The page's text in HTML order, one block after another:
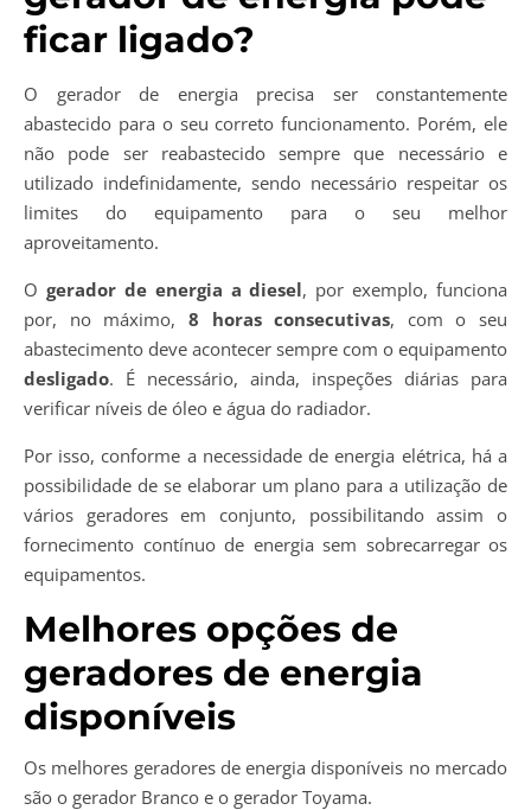
ficar ligado?
O gerador de energia precisa ser constantemente
abastecido para o seu correto funcionamento. Porém, ele
não pode ser reabastecido sempre que necessário e
utilizado indefinidamente, sendo necessário respeitar os
limites do equipamento para o seu melhor
aproveitamento.
O gerador de energia a diesel, por exemplo, funciona
por, no máximo, 8 horas consecutivas, com o seu
abastecimento deve acontecer sempre com o equipamento
desligado. É necessário, ainda, inspeções diárias para
verificar níveis de óleo e água do radiador.
Por isso, conforme a necessidade de energia elétrica, há a
possibilidade de se elaborar um plano para a utilização de
vários geradores em conjunto, possibilitando assim o
fornecimento contínuo de energia sem sobrecarregar os
equipamentos.
Melhores opções de
geradores de energia
disponíveis
Os melhores geradores de energia disponíveis no mercado
são o gerador Branco e o gerador Toyama.